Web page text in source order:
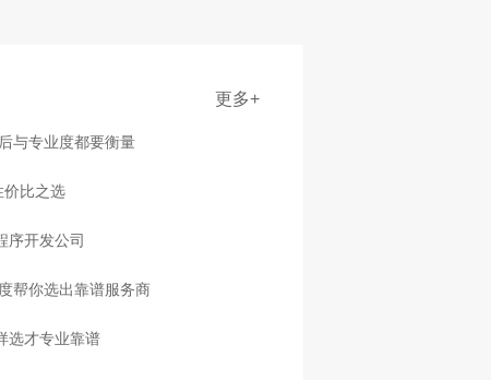
更多+
与专业度都要衡量
价比之选
序开发公司
帮你选出靠谱服务商
选才专业靠谱